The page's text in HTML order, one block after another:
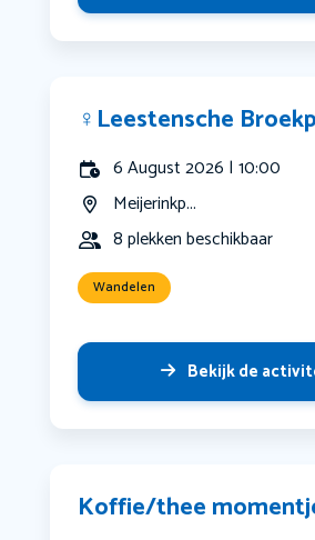
‍♀️Leestensche
6 August 2026 | 10:00
Meijerinkp...
8 plekken beschikbaar
Wandelen
Bekijk de
Koffie/thee